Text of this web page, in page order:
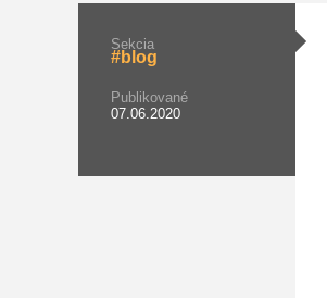
Sekcia
#blog
Publikované
07.06.2020